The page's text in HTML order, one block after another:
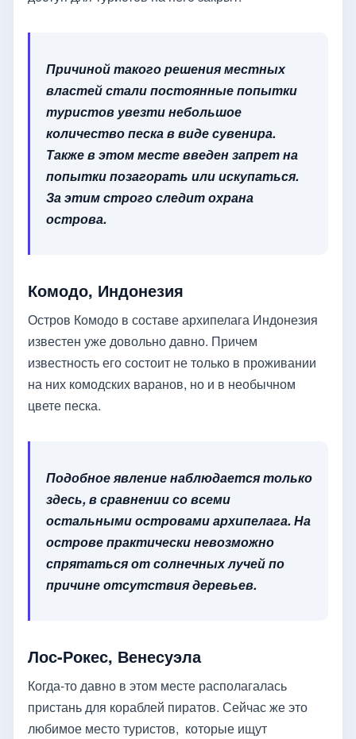
Причиной такого решения местных
властей стали постоянные попытки
туристов увезти небольшое
количество песка в виде сувенира.
Также в этом месте введен запрет на
попытки позагорать или искупаться.
За этим строго следит охрана
острова.
Комодо, Индонезия
Остров Комодо в составе архипелага Индонезия
известен уже довольно давно. Причем
известность его состоит не только в проживании
на них комодских варанов, но и в необычном
цвете песка.
Подобное явление наблюдается только
здесь, в сравнении со всеми
остальными островами архипелага. На
острове практически невозможно
спрятаться от солнечных лучей по
причине отсутствия деревьев.
Лос-Рокес, Венесуэла
Когда-то давно в этом месте располагалась
пристань для кораблей пиратов. Сейчас же это
любимое место туристов, которые ищут